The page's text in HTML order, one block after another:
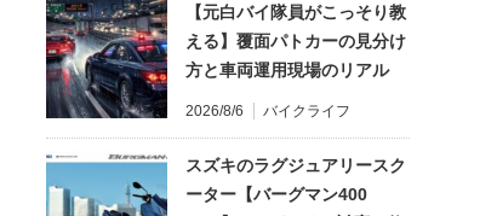
【元白バイ隊員がこっそり教
える】覆面パトカーの見分け
方と車両運用現場のリアル
2026/8/6 バイクライフ
スズキのラグジュアリースク
ーター【バーグマン400